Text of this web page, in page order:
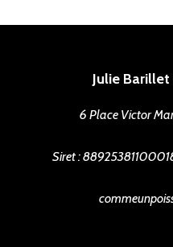
Julie
6 Place Victor
Siret :